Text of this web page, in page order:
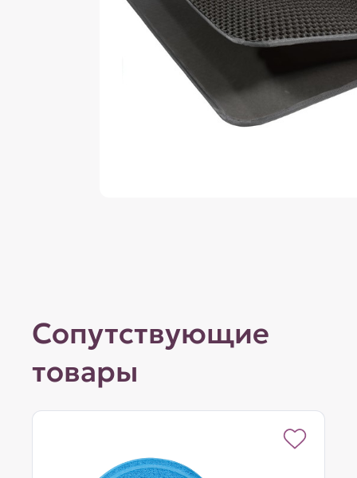
Сопутствующие
товары